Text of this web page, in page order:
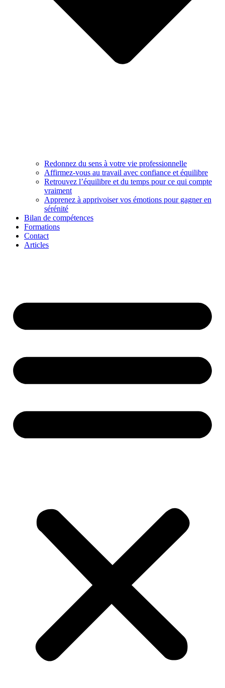
Redonnez du sens à votre vie professionnelle
Affirmez-vous au travail avec confiance et équilibre
Retrouvez l’équilibre et du temps pour ce qui compte
vraiment
Apprenez à apprivoiser vos émotions pour gagner en
sérénité
Bilan de compétences
Formations
Contact
Articles